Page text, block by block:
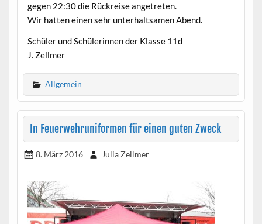
gegen 22:30 die Rückreise angetreten.
Wir hatten einen sehr unterhaltsamen Abend.
Schüler und Schülerinnen der Klasse 11d
J. Zellmer
Allgemein
In Feuerwehruniformen für einen guten Zweck
8. März 2016 Julia Zellmer